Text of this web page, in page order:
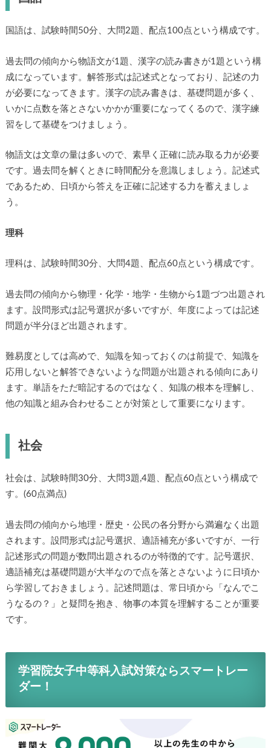
国語は、試験時間50分、大問2題、配点100点という構成です。
過去問の傾向から物語文が1題、漢字の読み書きが1題という構
成になっています。解答形式は記述式となっており、記述の力
が必要になってきます。漢字の読み書きは、基礎問題が多く、
いかに点数を落とさないかかが重要になってくるので、漢字練
習をして基礎をつけましょう。
物語文は文章の量は多いので、素早く正確に読み取る力が必要
です。過去問を解くときに時間配分を意識しましょう。記述式
であるため、日頃から答えを正確に記述する力を蓄えましょ
う。
理科
理科は、試験時間30分、大問4題、配点60点という構成です。
過去問の傾向から物理・化学・地学・生物から1題づつ出題され
ます。設問形式は記号選択が多いですが、年度によっては記述
問題が半分ほど出題されます。
難易度としては高めで、知識を知っておくのは前提で、知識を
応用しないと解答できないような問題が出題される傾向にあり
ます。単語をただ暗記するのではなく、知識の根本を理解し、
他の知識と組み合わせることが対策として重要になります。
社会
社会は、試験時間30分、大問3題,4題、配点60点という構成で
す。(60点満点)
過去問の傾向から地理・歴史・公民の各分野から満遍なく出題
されます。設問形式は記号選択、適語補充が多いですが、一行
記述形式の問題が数問出題されるのが特徴的です。記号選択、
適語補充は基礎問題が大半なので点を落とさないように日頃か
ら学習しておきましょう。記述問題は、常日頃から「なんでこ
うなるの？」と疑問を抱き、物事の本質を理解することが重要
です。
学習院女子中等科入試対策ならスマートレー
ダー！